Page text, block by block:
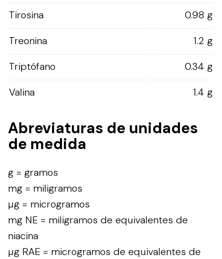
Tirosina
0.98 g
Treonina
1.2 g
Triptófano
0.34 g
Valina
1.4 g
Abreviaturas de unidades
de medida
g = gramos
mg = miligramos
µg = microgramos
mg NE = miligramos de equivalentes de
niacina
µg RAE = microgramos de equivalentes de